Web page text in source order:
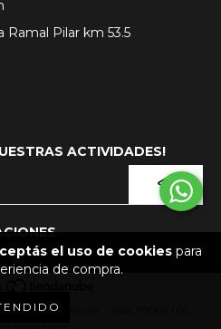
el uso de cookiespara
de compra.
Ramal Pilar km 53.5
ACTIVIDADES!
BIKE & ADVENTURE - 2026. TODOS LOS